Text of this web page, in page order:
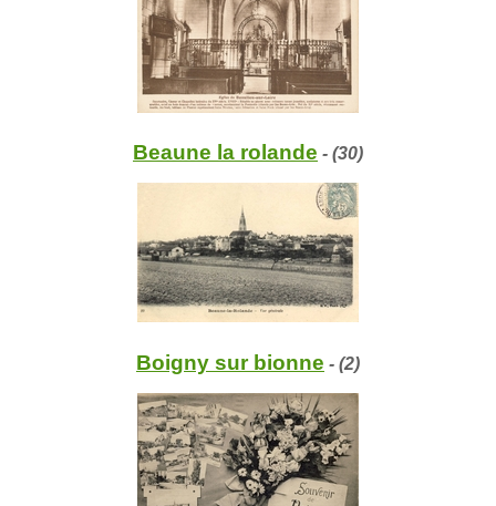
Beaune la rolande - (30)
Boigny sur bionne - (2)